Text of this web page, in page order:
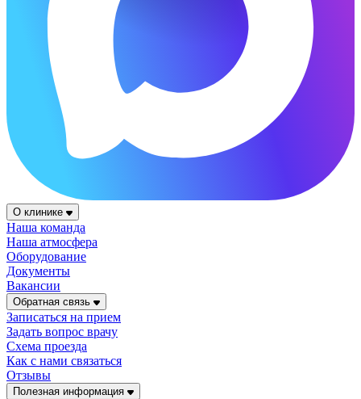
О клинике
Наша команда
Наша атмосфера
Оборудование
Документы
Вакансии
Обратная связь
Записаться на прием
Задать вопрос врачу
Схема проезда
Как с нами связаться
Отзывы
Полезная информация